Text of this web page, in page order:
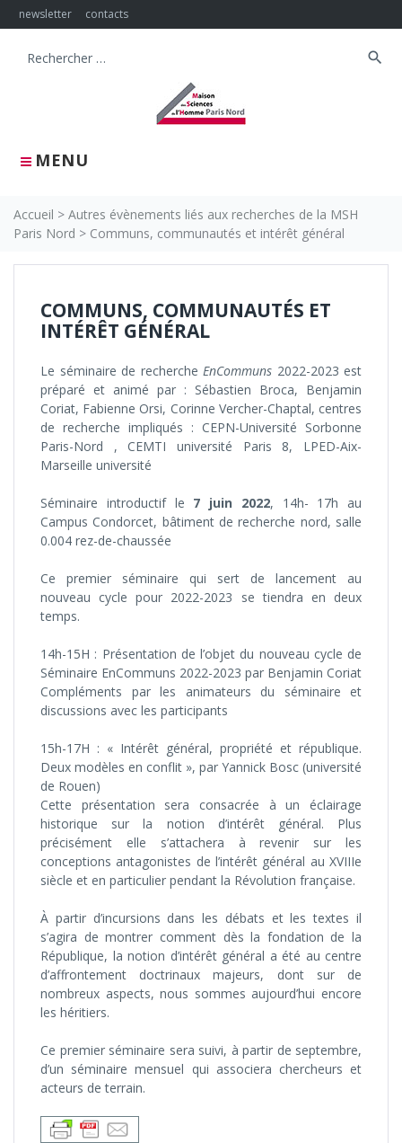
Skip
to
newsletter contacts
MENU
Search
search
Accueil > Autres évènements liés aux recherches de la MSH
Paris Nord > Communs, communautés et intérêt général
COMMUNS, COMMUNAUTÉS ET
INTÉRÊT GÉNÉRAL
Le séminaire de recherche EnCommuns 2022-2023 est
préparé et animé par : Sébastien Broca, Benjamin
Coriat, Fabienne Orsi, Corinne Vercher-Chaptal, centres
de recherche impliqués : CEPN-Université Sorbonne
Paris-Nord , CEMTI université Paris 8, LPED-Aix-
Marseille université
Séminaire introductif le 7 juin 2022, 14h- 17h au
Campus Condorcet, bâtiment de recherche nord, salle
0.004 rez-de-chaussée
Ce premier séminaire qui sert de lancement au
nouveau cycle pour 2022-2023 se tiendra en deux
temps.
14h-15H : Présentation de l’objet du nouveau cycle de
Séminaire EnCommuns 2022-2023 par Benjamin Coriat
Compléments par les animateurs du séminaire et
discussions avec les participants
15h-17H : « Intérêt général, propriété et république.
Deux modèles en conflit », par Yannick Bosc (université
de Rouen)
Cette présentation sera consacrée à un éclairage
historique sur la notion d’intérêt général. Plus
précisément elle s’attachera à revenir sur les
conceptions antagonistes de l’intérêt général au XVIIIe
siècle et en particulier pendant la Révolution française.
À partir d’incursions dans les débats et les textes il
s’agira de montrer comment dès la fondation de la
République, la notion d’intérêt général a été au centre
d’affrontement doctrinaux majeurs, dont sur de
nombreux aspects, nous sommes aujourd’hui encore
les héritiers.
Ce premier séminaire sera suivi, à partir de septembre,
d’un séminaire mensuel qui associera chercheurs et
acteurs de terrain.